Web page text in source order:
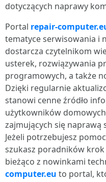
dotyczących naprawy
Portal repair-
tematyce serwisowania i
dostarcza czytelnikom
usterek, rozwiązywania
programowych, a także
Dzięki regularnie
stanowi cenne źródło
użytkowników
zajmujących się
Jeżeli potrzebujesz
szukasz poradników
bieżąco z nowinkami
computer.eu to portal,